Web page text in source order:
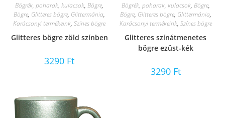
Bögrék, poharak, kulacsok,Bögre,
Bögre, Glitteres bögre, Glittermánia,
Karácsonyi termékeink,Színes bögre
Glitteres bögre zöld színben
3290 Ft
Bögrék, poharak, kulacsok, Bögre,
Bögre, Glitteres bögre, Glittermánia,
Karácsonyi termékeink, Színes bögre
Glitteres színátmenetes
bögre ezüst-kék
3290 Ft